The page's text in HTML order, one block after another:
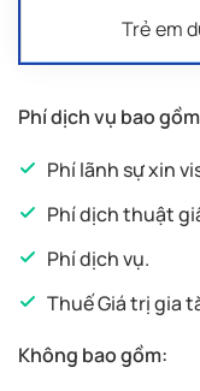
Giấy tờ hưu
Nếu là người
Sơ yếu lý
và thu nhập;
Trẻ em
Phí dịch vụ bao
Phí lãnh sự xin
Phí dịch thuật
Phí dịch vụ.
Thuế Giá trị gia
Không bao gồm: